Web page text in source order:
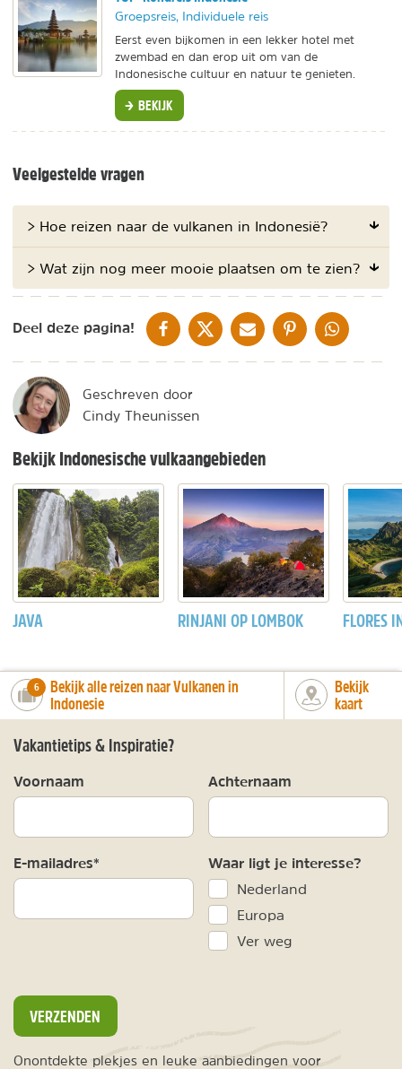
Groepsreis, Individuele reis
Eerst even bijkomen in een lekker hotel met
zwembad en dan erop uit om van de
Indonesische cultuur en natuur te genieten.
BEKIJK
Veelgestelde vragen
> Hoe reizen naar de vulkanen in Indonesië?
> Wat zijn nog meer mooie plaatsen om te zien?
Deel deze pagina! DELEN OP FACEBOOK
DELEN OP XDELEN VIA DE MAIL
DELEN OP PINTEREST
DELEN OP
Geschreven door
Cindy Theunissen
Bekijk Indonesische vulkaangebieden
JAVA RINJANI OP LOMBOK FLORES
number_of_trips:
6
Bekijk alle reizen naar Vulkanen in
Indonesie
Bekijk
kaart
Vakantietips & Inspiratie?
Voornaam Achternaam
E-mailadres* Waar ligt je interesse?
Nederland
Europa
Ver weg
VERZENDEN
Onontdekte plekjes en leuke aanbiedingen voor